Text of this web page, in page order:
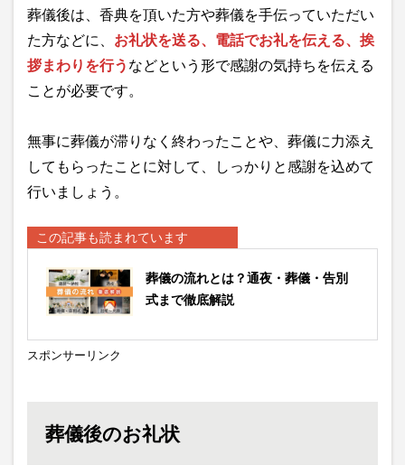
葬儀後は、香典を頂いた方や葬儀を手伝っていただい
た方などに、 お礼状を送る、電話でお礼を伝える、挨
拶まわりを行う などという形で感謝の気持ちを伝える
ことが必要です。
無事に葬儀が滞りなく終わったことや、葬儀に力添え
してもらったことに対して、しっかりと感謝を込めて
行いましょう。
この記事も読まれています
葬儀の流れとは？通夜・葬儀・告別
式まで徹底解説
スポンサーリンク
葬儀後のお礼状